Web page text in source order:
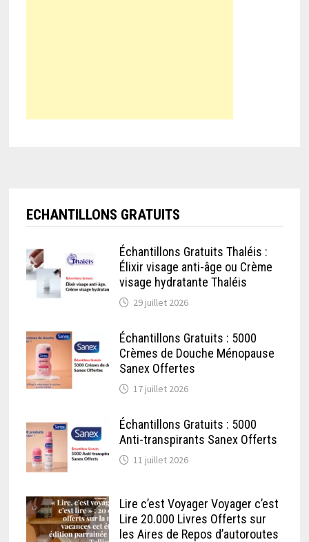
ECHANTILLONS GRATUITS
Échantillons Gratuits Thaléis :
Élixir visage anti-âge ou Crème
visage hydratante Thaléis
29 juillet 2026
Échantillons Gratuits : 5000
Crèmes de Douche Ménopause
Sanex Offertes
17 juillet 2026
Échantillons Gratuits : 5000
Anti-transpirants Sanex Offerts
11 juillet 2026
Lire c’est Voyager Voyager c’est
Lire 20.000 Livres Offerts sur
les Aires de Repos d’autoroutes